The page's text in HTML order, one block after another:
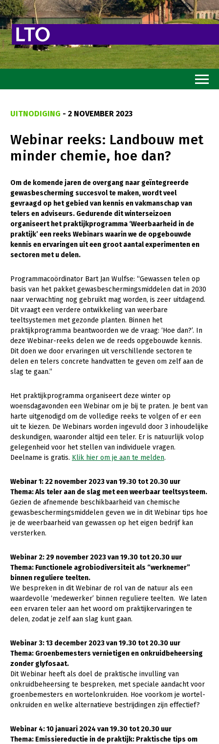
Goed eten
Mooi groen
Sterk ondernemerschap
Transitiepaden
Thema’s
Gezonde planten
Gezonde dieren
Bodem en water
Platteland en omgeving
Mens, ondernemerschap en onderwijs
Internationaal
Sectoren
Biologische Landbouw
Geitenhouderij
Kalverhouderij
Konijnenhouderij
Paardenhouderij
Pluimveehouderij
Schapenhouderij
Vleesveehouderij
Plant
Akkerbouw
Biologische Landbouw
Bomen, vaste planten en zomerbloemen
Fruitteelt
Glastuinbouw
Paddenstoelen
Multifunctionele landbouw
UITNODIGING - 2 NOVEMBER 2023
Webinar reeks: Landbouw met
minder chemie, hoe dan?
Om de komende jaren de overgang naar geïntegreerde
gewasbescherming succesvol te maken, wordt veel
gevraagd op het gebied van kennis en vakmanschap van
telers en adviseurs. Gedurende dit winterseizoen
organiseert het praktijkprogramma ‘Weerbaarheid in de
praktijk’ een reeks Webinars waarin we de opgebouwde
kennis en ervaringen uit een groot aantal experimenten en
sectoren met u delen.
Programmacoördinator Bart Jan Wulfse: “Gewassen telen op
basis van het pakket gewasbeschermingsmiddelen dat in 2030
naar verwachting nog gebruikt mag worden, is zeer uitdagend.
Dit vraagt een verdere ontwikkeling van weerbare
teeltsystemen met gezonde planten. Binnen het
praktijkprogramma beantwoorden we de vraag: ‘Hoe dan?’. In
deze Webinar-reeks delen we de reeds opgebouwde kennis.
Dit doen we door ervaringen uit verschillende sectoren te
delen en telers concrete handvatten te geven om zelf aan de
slag te gaan.”
Het praktijkprogramma organiseert deze winter op
woensdagavonden een Webinar om je bij te praten. Je bent van
harte uitgenodigd om de volledige reeks te volgen of er een
uit te kiezen. De Webinars worden ingevuld door 3 inhoudelijke
deskundigen, waaronder altijd een teler. Er is natuurlijk volop
gelegenheid voor het stellen van individuele vragen.
Deelname is gratis. Klik hier om je aan te melden.
Webinar 1: 22 november 2023 van 19.30 tot 20.30 uur
Thema: Als teler aan de slag met een weerbaar teeltsysteem.
Gezien de afnemende beschikbaarheid van chemische
gewasbeschermingsmiddelen geven we in dit Webinar tips hoe
je de weerbaarheid van gewassen op het eigen bedrijf kan
versterken.
Webinar 2: 29 november 2023 van 19.30 tot 20.30 uur
Thema: Functionele agrobiodiversiteit als “werknemer”
binnen reguliere teelten.
We bespreken in dit Webinar de rol van de natuur als een
waardevolle ‘medewerker’ binnen reguliere teelten. We laten
een ervaren teler aan het woord om praktijkervaringen te
delen, zodat je zelf aan slag kunt gaan.
Webinar 3: 13 december 2023 van 19.30 tot 20.30 uur
Thema: Groenbemesters vernietigen en onkruidbeheersing
zonder glyfosaat.
Dit Webinar heeft als doel de praktische invulling van
onkruidbeheersing te bespreken, met speciale aandacht voor
groenbemesters en wortelonkruiden. Hoe voorkom je wortel-
onkruiden en welke alternatieve bestrijdingen zijn effectief?
Webinar 4: 10 januari 2024 van 19.30 tot 20.30 uur
Thema: Emissiereductie in de praktijk: Praktische tips om